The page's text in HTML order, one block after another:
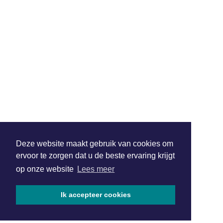
Deze website maakt gebruik van cookies om
ervoor te zorgen dat u de beste ervaring krijgt
op onze website Lees meer
Ik accepteer cookies